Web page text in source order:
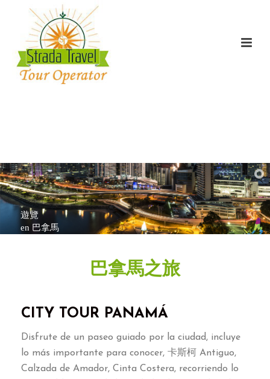
遊覽
en 巴拿馬
巴拿馬之旅
CITY TOUR PANAMÁ
Disfrute de un paseo guiado por la ciudad, incluye
lo más importante para conocer, 卡斯柯 Antiguo,
Calzada de Amador, Cinta Costera, recorriendo lo